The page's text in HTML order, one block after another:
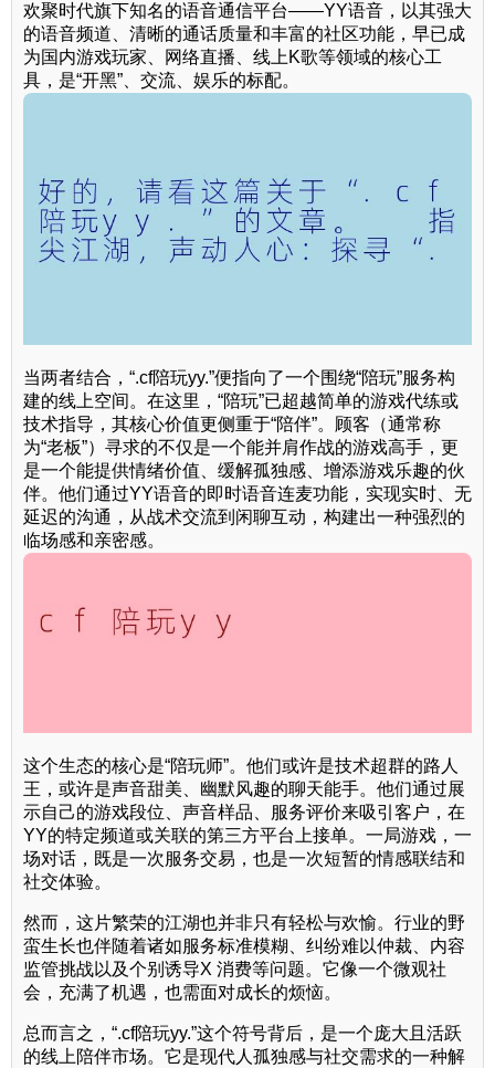
欢聚时代旗下知名的语音通信平台——YY语音，以其强大
的语音频道、清晰的通话质量和丰富的社区功能，早已成
为国内游戏玩家、网络直播、线上K歌等领域的核心工
具，是“开黑”、交流、娱乐的标配。
当两者结合，“.cf陪玩yy.”便指向了一个围绕“陪玩”服务构
建的线上空间。在这里，“陪玩”已超越简单的游戏代练或
技术指导，其核心价值更侧重于“陪伴”。顾客（通常称
为“老板”）寻求的不仅是一个能并肩作战的游戏高手，更
是一个能提供情绪价值、缓解孤独感、增添游戏乐趣的伙
伴。他们通过YY语音的即时语音连麦功能，实现实时、无
延迟的沟通，从战术交流到闲聊互动，构建出一种强烈的
临场感和亲密感。
这个生态的核心是“陪玩师”。他们或许是技术超群的路人
王，或许是声音甜美、幽默风趣的聊天能手。他们通过展
示自己的游戏段位、声音样品、服务评价来吸引客户，在
YY的特定频道或关联的第三方平台上接单。一局游戏，一
场对话，既是一次服务交易，也是一次短暂的情感联结和
社交体验。
然而，这片繁荣的江湖也并非只有轻松与欢愉。行业的野
蛮生长也伴随着诸如服务标准模糊、纠纷难以仲裁、内容
监管挑战以及个别诱导X 消费等问题。它像一个微观社
会，充满了机遇，也需面对成长的烦恼。
总而言之，“.cf陪玩yy.”这个符号背后，是一个庞大且活跃
的线上陪伴市场。它是现代人孤独感与社交需求的一种解